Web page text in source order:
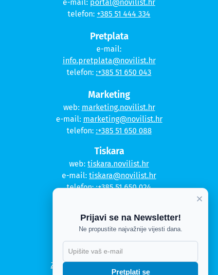
e-mail: portal@novilist.hr
telefon: +385 51 444 334
Pretplata
e-mail:
info.pretplata@novilist.hr
telefon: :+385 51 650 043
Marketing
web: marketing.novilist.hr
e-mail: marketing@novilist.hr
telefon: :+385 51 650 088
Tiskara
web: tiskara.novilist.hr
e-mail: tiskara@novilist.hr
telefon::+385 51 650 024
Kontakt
Politika privatnosti
Politika kolačića
Zahtjev za pristup informacijama
×
Prijavi se na Newsletter!
Ne propustite najvažnije vijesti dana.
Pretplati se